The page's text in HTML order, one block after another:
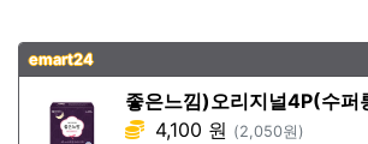
emart24
좋은느낌)오리지널4P(수퍼
4,100 원 (2,050원)